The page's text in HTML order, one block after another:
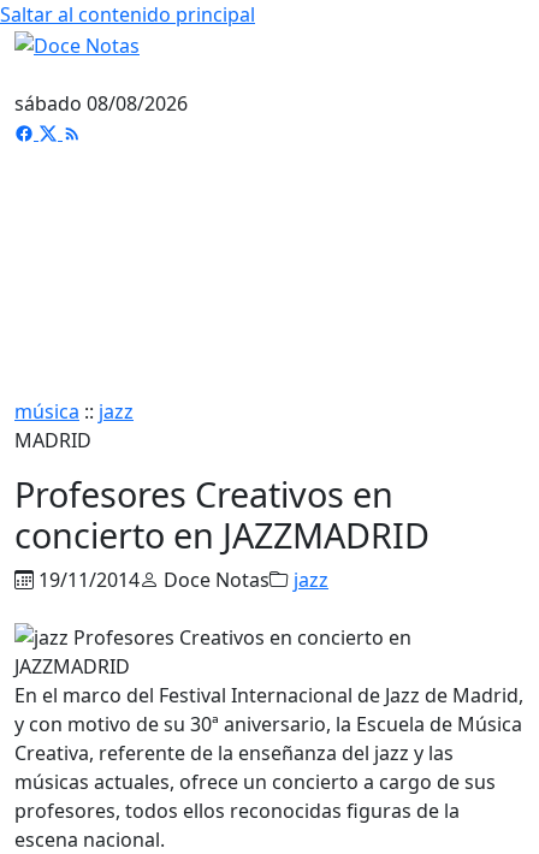
Saltar al contenido principal
sábado 08/08/2026
música :: jazz
MADRID
Profesores Creativos en
concierto en JAZZMADRID
19/11/2014 Doce Notas jazz
En el marco del Festival Internacional de Jazz de Madrid,
y con motivo de su 30ª aniversario, la Escuela de Música
Creativa, referente de la enseñanza del jazz y las
músicas actuales, ofrece un concierto a cargo de sus
profesores, todos ellos reconocidas figuras de la
escena nacional.